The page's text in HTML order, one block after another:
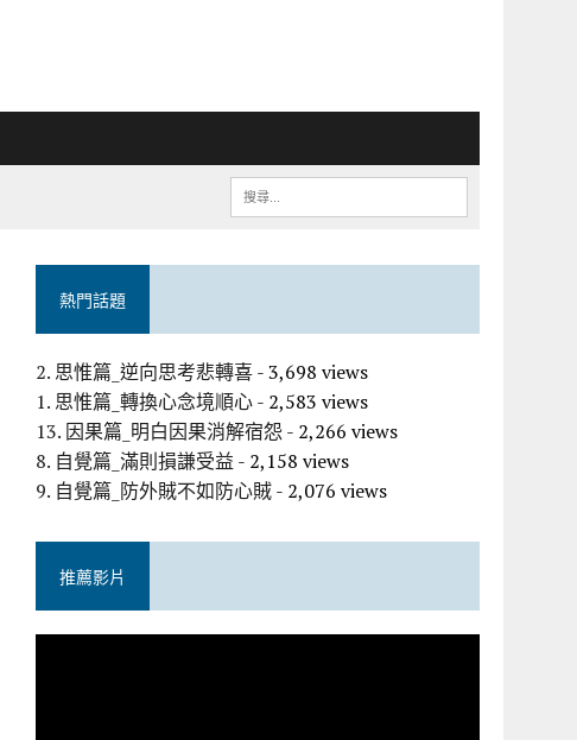
熱門話題
2. 思惟篇_逆向思考悲轉喜- 3,698 views
1. 思惟篇_轉換心念境順心- 2,583 views
13. 因果篇_明白因果消解宿怨- 2,266 views
8. 自覺篇_滿則損謙受益 - 2,158 views
9. 自覺篇_防外賊不如防心賊- 2,076 views
推薦影片